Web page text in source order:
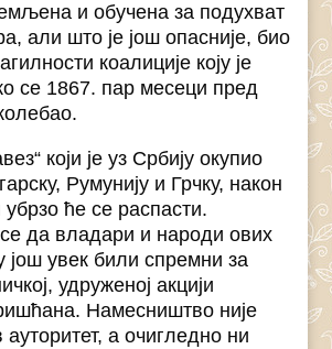
и обучена за подухват
али што је још опасније, био
коалиције коју је
се 1867. пар месеци пред
који је уз Србију окупио
Румунију и Грчку, након
ће се распасти.
да владари и народи ових
још увек били спремни за
удруженој акцији
Намесништво није
а очигледно ни